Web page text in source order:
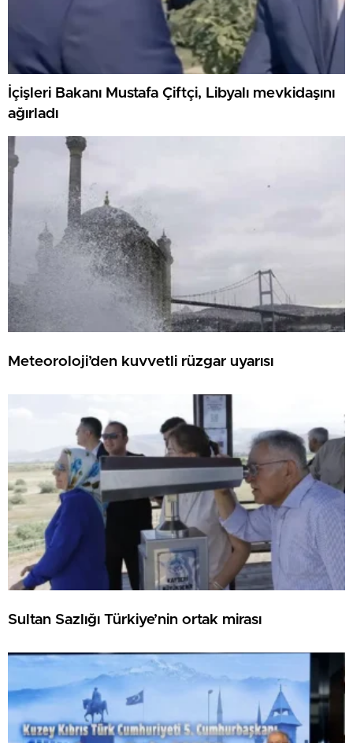
İçişleri Bakanı Mustafa Çiftçi, Libyalı mevkidaşını
ağırladı
Meteoroloji’den kuvvetli rüzgar uyarısı
Sultan Sazlığı Türkiye’nin ortak mirası